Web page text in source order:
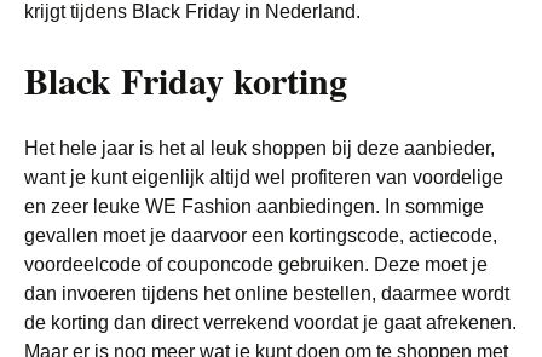
krijgt tijdens Black Friday in Nederland.
Black Friday korting
Het hele jaar is het al leuk shoppen bij deze aanbieder,
want je kunt eigenlijk altijd wel profiteren van voordelige
en zeer leuke WE Fashion aanbiedingen. In sommige
gevallen moet je daarvoor een kortingscode, actiecode,
voordeelcode of couponcode gebruiken. Deze moet je
dan invoeren tijdens het online bestellen, daarmee wordt
de korting dan direct verrekend voordat je gaat afrekenen.
Maar er is nog meer wat je kunt doen om te shoppen met